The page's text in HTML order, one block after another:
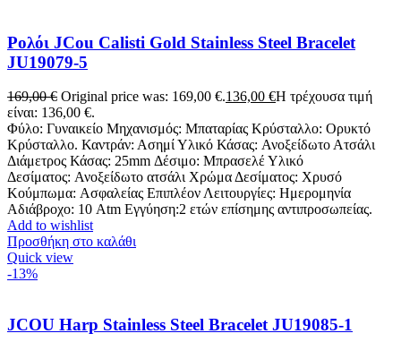
Ρολόι JCou Calisti Gold Stainless Steel Bracelet
JU19079-5
169,00€ Original price was: 169,00 €.136,00 €Η τρέχουσα τιμή
είναι: 136,00 €.
Φύλο: Γυναικείο Μηχανισμός: Μπαταρίας Κρύσταλλο: Ορυκτό
Κρύσταλλο. Καντράν: Ασημί Υλικό Κάσας: Ανοξείδωτο Ατσάλι
Διάμετρος Κάσας: 25mm Δέσιμο: Μπρασελέ Υλικό
Δεσίματος: Ανοξείδωτο ατσάλι Χρώμα Δεσίματος: Χρυσό
Κούμπωμα: Ασφαλείας Επιπλέον Λειτουργίες: Ημερομηνία
Αδιάβροχο: 10 Atm Εγγύηση:2 ετών επίσημης αντιπροσωπείας.
Add to wishlist
Προσθήκη στο καλάθι
Quick view
-13%
JCOU Harp Stainless Steel Bracelet JU19085-1